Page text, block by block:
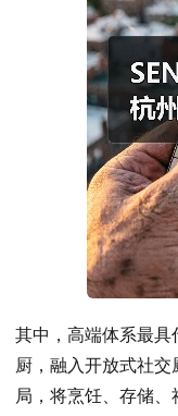
其中，高端体系最具
厨，融入开放式社
局，将烹饪、存储